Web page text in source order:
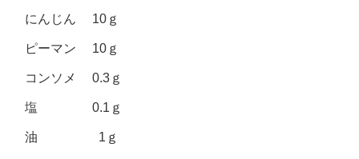
にんじん 10ｇ
ピーマン 10ｇ
コンソメ 0.3ｇ
塩 0.1ｇ
油 1ｇ